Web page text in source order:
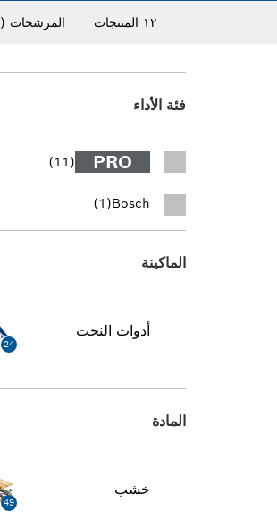
١٢ المنتجات المرشحات (٠)
فئة الأداء
PRO
(11)
Bosch
(1)
الماكينة
أدوات النحت
24
المادة
خشب
49